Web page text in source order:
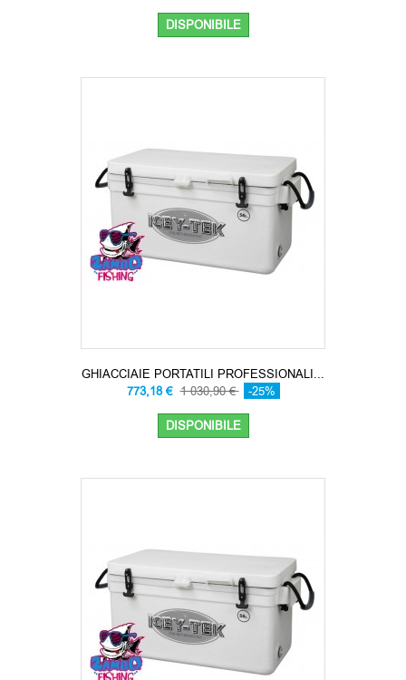
DISPONIBILE
GHIACCIAIE PORTATILI PROFESSIONALI...
773,18 € 1 030,90 € -25%
DISPONIBILE